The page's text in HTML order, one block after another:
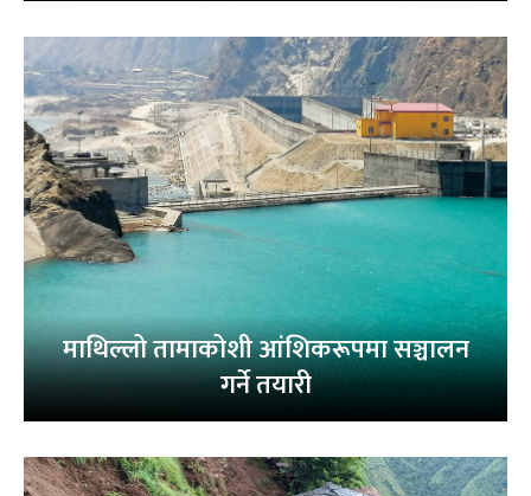
माथिल्लो तामाकोशी आंशिकरूपमा सञ्चालन
गर्ने तयारी